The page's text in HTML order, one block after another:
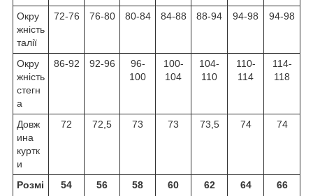
Окру
жність
талії
72-76 76-80 80-84 84-88 88-94 94-98 94-98
Окру
жність
стегн
а
86-92 92-96
96-
100
100-
104
104-
110
110-
114
114-
118
Довж
ина
куртк
и
72 72,5 73 73 73,5 74 74
Розмі
54 56 58 60 62 64 66